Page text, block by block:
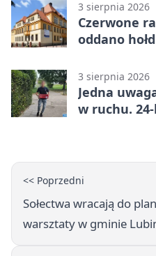
3 sierpnia 2026
Czerwone
oddano
3 sierpnia 2026
Jedna
w ruchu. 24-
<< Poprzedni
Sołectwa wracają do
warsztaty w gminie